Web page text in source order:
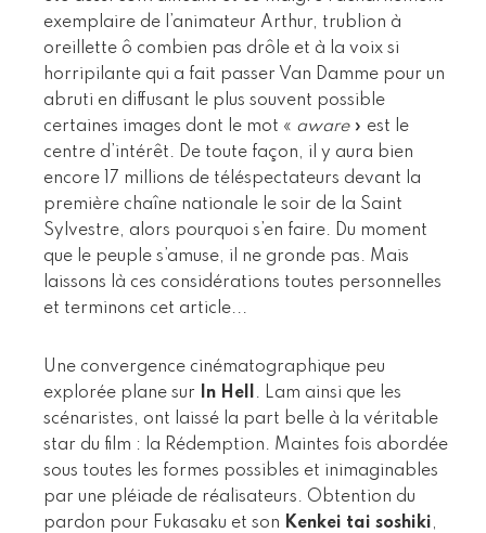
exemplaire de l’animateur Arthur, trublion à
oreillette ô combien pas drôle et à la voix si
horripilante qui a fait passer Van Damme pour un
abruti en diffusant le plus souvent possible
certaines images dont le mot « aware» est le
centre d’intérêt. De toute façon, il y aura bien
encore 17 millions de téléspectateurs devant la
première chaîne nationale le soir de la Saint
Sylvestre, alors pourquoi s’en faire. Du moment
que le peuple s’amuse, il ne gronde pas. Mais
laissons là ces considérations toutes personnelles
et terminons cet article...
Une convergence cinématographique peu
explorée plane sur
In Hell
. Lam ainsi que les
scénaristes, ont laissé la part belle à la véritable
star du film : la Rédemption. Maintes fois abordée
sous toutes les formes possibles et inimaginables
par une pléiade de réalisateurs. Obtention du
pardon pour Fukasaku et son Kenkei tai soshiki,